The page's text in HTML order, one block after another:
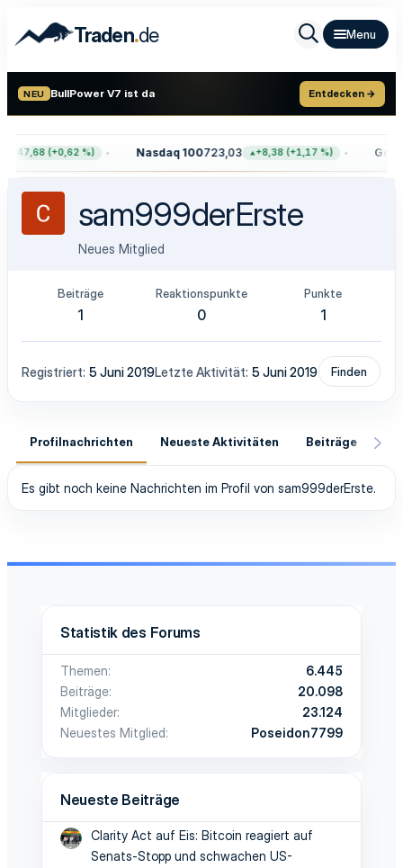
Traden.de
NEU BullPower V7 ist da Entdecken →
+47,68 (+0,62 %) Nasdaq 100723,03 +8,38 (+1,17 %) Gold
sam999derErste
Neues Mitglied
Beiträge
1
Reaktionspunkte
0
Punkte
1
Registriert 5 Juni 2019Letzte Aktivität 5 Juni 2019 Finden
Profilnachrichten Neueste Aktivitäten Beiträge
Es gibt noch keine Nachrichten im Profil von sam999derErste.
Statistik des Forums
Themen
6.445
Beiträge
20.098
Mitglieder
23.124
Neuestes Mitglied
Poseidon7799
Neueste Beiträge
Clarity Act auf Eis: Bitcoin reagiert auf
Senats-Stopp und schwachen US-